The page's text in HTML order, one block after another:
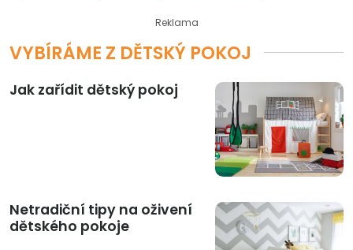
Reklama
VYBÍRÁME Z DĚTSKÝ POKOJ
Jak zařídit dětský pokoj
Netradiční tipy na oživení
dětského pokoje